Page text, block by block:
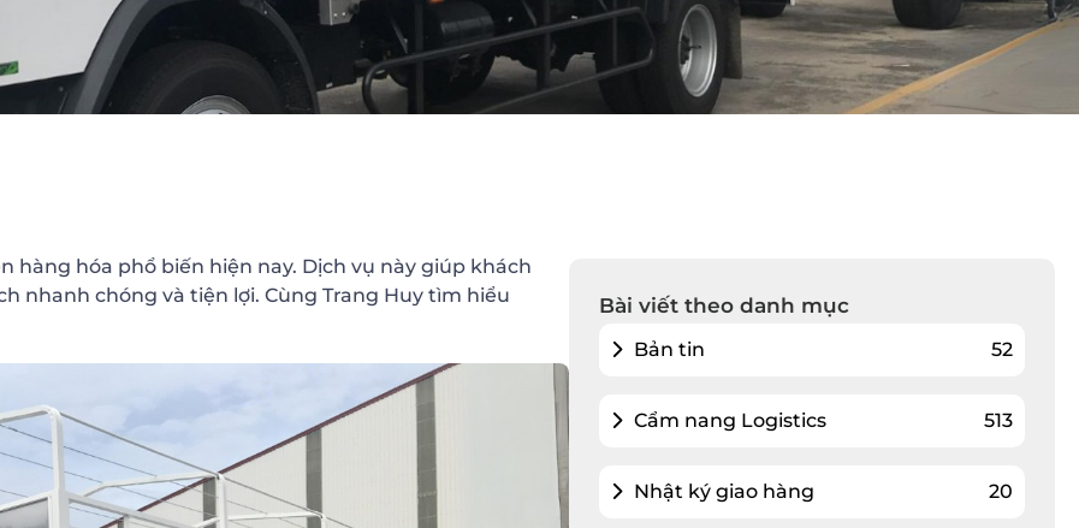
hàng hóa phổ biến hiện nay. Dịch vụ này giúp khách
nhanh chóng và tiện lợi. Cùng Trang Huy tìm hiểu
Bài viết theo danh mục
Bản tin 52
Cẩm nang Logistics 513
Nhật ký giao hàng 20